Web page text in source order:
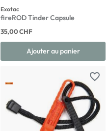
Exotac
fireROD Tinder Capsule
35,00 CHF
Ajouter au panier
favorite_border